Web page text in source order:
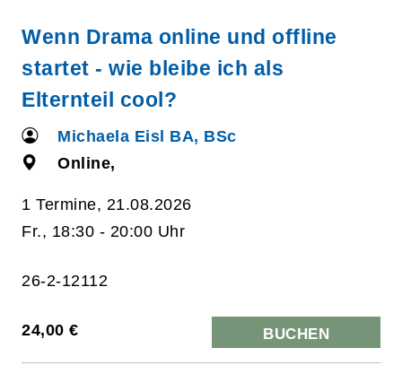
Wenn Drama online und offline
startet - wie bleibe ich als
Elternteil cool?
Michaela Eisl BA, BSc
Online,
1 Termine, 21.08.2026
Fr., 18:30 - 20:00 Uhr
26-2-12112
24,00 € BUCHEN